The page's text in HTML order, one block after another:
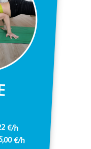
€/h
€/h